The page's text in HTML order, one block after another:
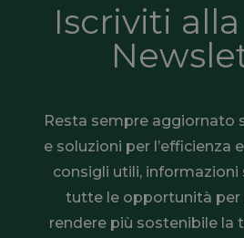
Iscriviti
Resta sempre aggiornato
e soluzioni per l’efficienza
consigli utili, informazioni
tutte le opportunità per
rendere più sostenibile la